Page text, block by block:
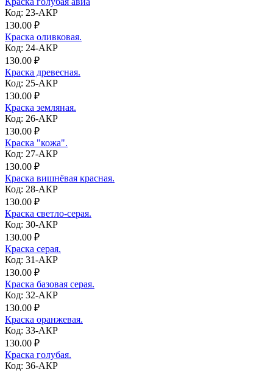
Код: 23-АКР
130.00 ₽
Краска оливковая.
Код: 24-АКР
130.00 ₽
Краска древесная.
Код: 25-АКР
130.00 ₽
Краска земляная.
Код: 26-АКР
130.00 ₽
Краска "кожа".
Код: 27-АКР
130.00 ₽
Краска вишнёвая красная.
Код: 28-АКР
130.00 ₽
Краска светло-серая.
Код: 30-АКР
130.00 ₽
Краска серая.
Код: 31-АКР
130.00 ₽
Краска базовая серая.
Код: 32-АКР
130.00 ₽
Краска оранжевая.
Код: 33-АКР
130.00 ₽
Краска голубая.
Код: 36-АКР